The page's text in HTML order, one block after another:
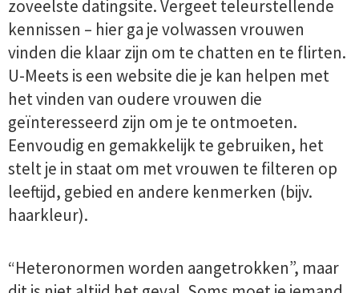
zoveelste datingsite. Vergeet teleurstellende
kennissen – hier ga je volwassen vrouwen
vinden die klaar zijn om te chatten en te flirten.
U-Meets is een website die je kan helpen met
het vinden van oudere vrouwen die
geïnteresseerd zijn om je te ontmoeten.
Eenvoudig en gemakkelijk te gebruiken, het
stelt je in staat om met vrouwen te filteren op
leeftijd, gebied en andere kenmerken (bijv.
haarkleur).
“Heteronormen worden aangetrokken”, maar